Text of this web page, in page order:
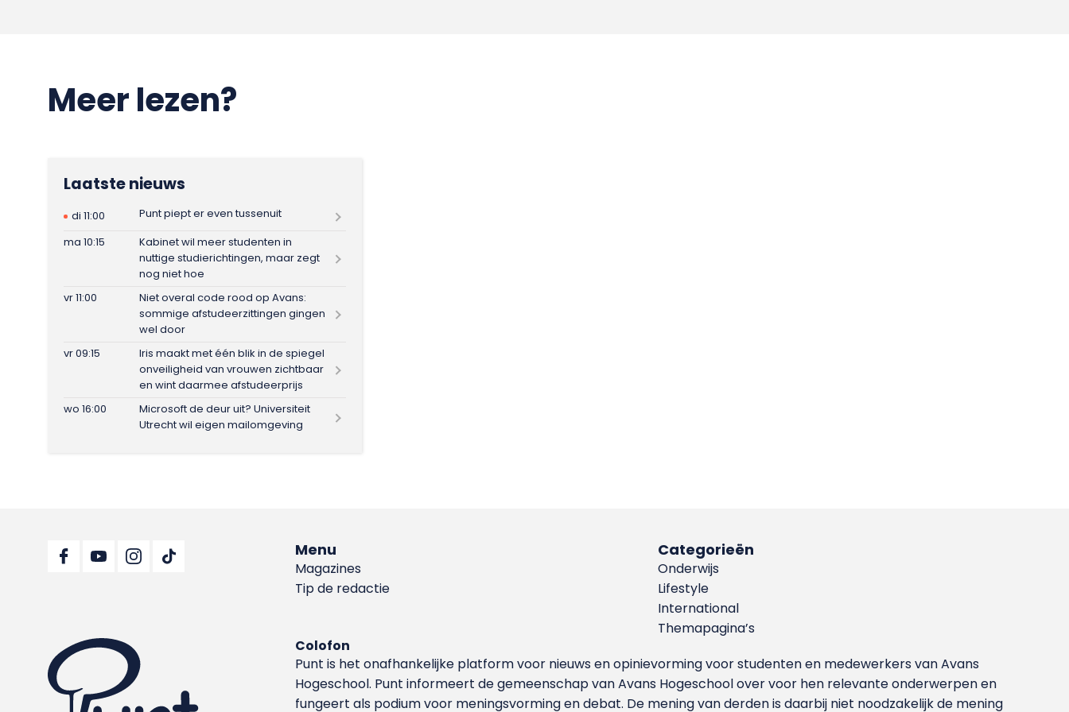
Meer lezen?
Laatste nieuws
di 11:00
Punt piept er even tussenuit
ma 10:15
Kabinet wil meer studenten in
nuttige studierichtingen, maar zegt
nog niet hoe
vr 11:00
Niet overal code rood op Avans:
sommige afstudeerzittingen gingen
wel door
vr 09:15
Iris maakt met één blik in de spiegel
onveiligheid van vrouwen zichtbaar
en wint daarmee afstudeerprijs
wo 16:00
Microsoft de deur uit? Universiteit
Utrecht wil eigen mailomgeving
Menu
Magazines
Tip de redactie
Categorieën
Onderwijs
Lifestyle
International
Themapagina’s
Colofon
Punt is het onafhankelijke platform voor nieuws en opinievorming voor studenten en medewerkers van Avans
Hoge­school. Punt informeert de gemeenschap van Avans Hogeschool over voor hen relevante onderwerpen en
fungeert als podium voor meningsvorming en debat. De mening van derden is daarbij niet noodzakelijk de mening